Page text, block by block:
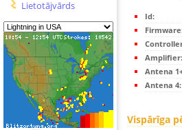
Lietotājvārds
Id:
Amplifier:
Antena
Antena 4:
Vispārīga